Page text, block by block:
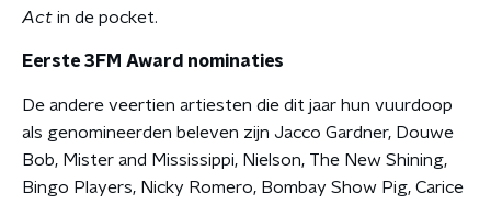
Act in de pocket.
Eerste 3FM Award nominaties
De andere veertien artiesten die dit jaar hun vuurdoop
als genomineerden beleven zijn Jacco Gardner, Douwe
Bob, Mister and Mississippi, Nielson, The New Shining,
Bingo Players, Nicky Romero, Bombay Show Pig, Carice